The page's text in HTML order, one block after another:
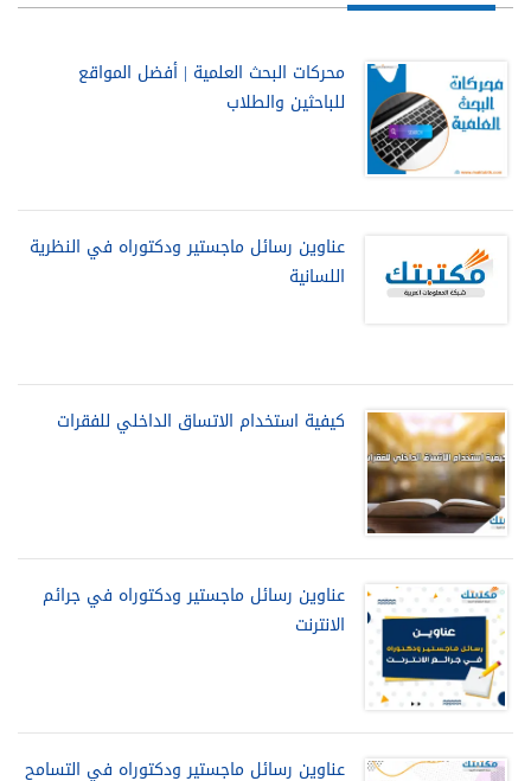
محركات البحث العلمية | أفضل المواقع
للباحثين والطلاب
عناوين رسائل ماجستير ودكتوراه في النظرية
اللسانية
كيفية استخدام الاتساق الداخلي للفقرات
عناوين رسائل ماجستير ودكتوراه في جرائم
الانترنت
عناوين رسائل ماجستير ودكتوراه في التسامح